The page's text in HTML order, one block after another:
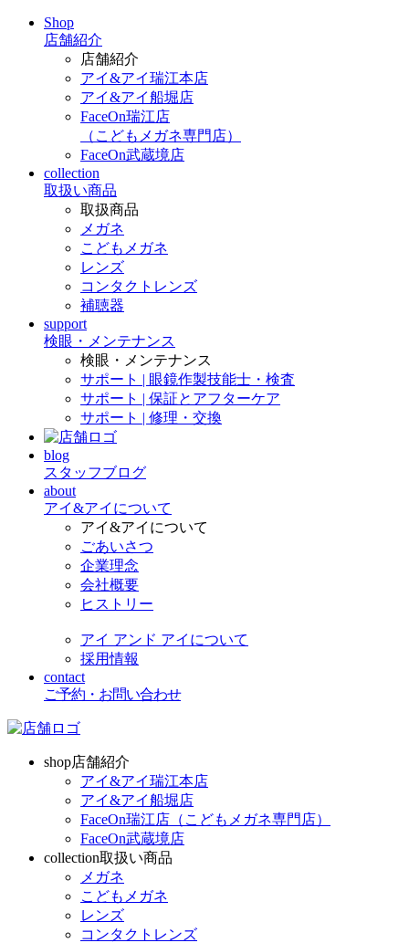
Shop
店舗紹介
店舗紹介
アイ&アイ瑞江本店
アイ&アイ船堀店
FaceOn瑞江店
（こどもメガネ専門店）
FaceOn武蔵境店
collection
取扱い商品
取扱商品
メガネ
こどもメガネ
レンズ
コンタクトレンズ
補聴器
support
検眼・メンテナンス
検眼・メンテナンス
サポート | 眼鏡作製技能士・検査
サポート | 保証とアフターケア
サポート | 修理・交換
blog
スタッフブログ
about
アイ&アイについて
アイ&アイについて
ごあいさつ
企業理念
会社概要
ヒストリー
アイ アンド アイについて
採用情報
contact
ご予約・お問い合わせ
shop店舗紹介
アイ&アイ瑞江本店
アイ&アイ船堀店
FaceOn瑞江店（こどもメガネ専門店）
FaceOn武蔵境店
collection取扱い商品
メガネ
こどもメガネ
レンズ
コンタクトレンズ